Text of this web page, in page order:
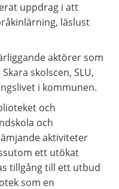
uppdrag i att
läslust
aktörer som
skolscen, SLU,
i kommunen.
och
och
aktiviteter
ett utökat
tillgång till ett utbud
som en